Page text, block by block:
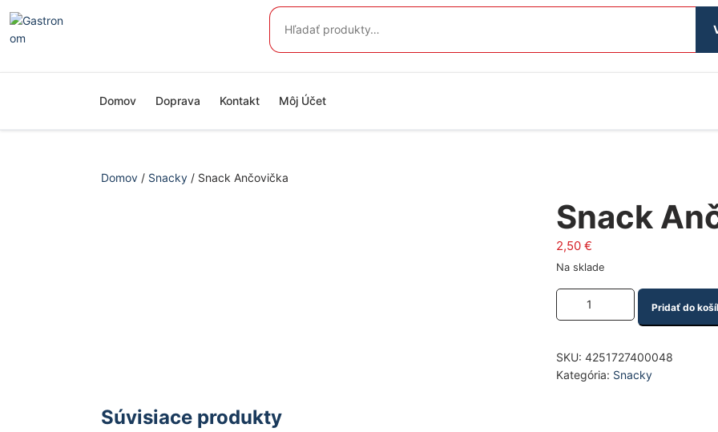
na
obsah
Hľadať:
Domov Doprava Kontakt Môj Účet
Domov / Snacky / Snack Ančovička
Snack
2,50 €
Na sklade
Množstvo produktu
Pridať do
SKU: 4251727400048
Kategória: Snacky
Súvisiace produkty